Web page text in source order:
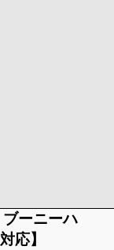
ーニーハ
応】